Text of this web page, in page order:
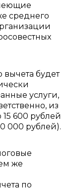
среднего
будет
услуги,
из
600 рублей
000 рублей).
же
по